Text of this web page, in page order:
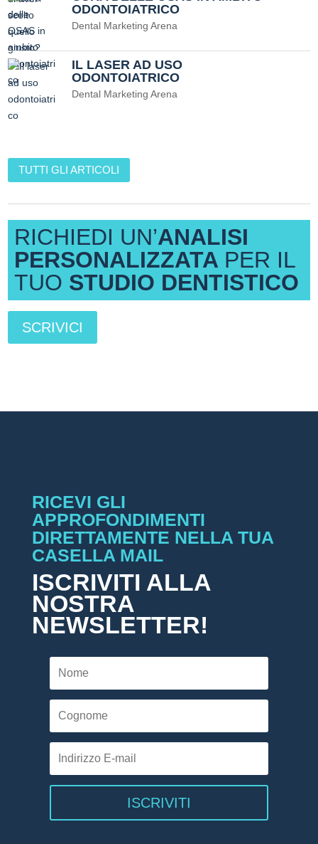
ODONTOIATRICO
Dental Marketing Arena
IL LASER AD USO
ODONTOIATRICO
Dental Marketing Arena
TUTTI GLI ARTICOLI
RICHIEDI UN’ANALISI
PERSONALIZZATA PER IL
TUO STUDIO DENTISTICO
SCRIVICI
RICEVI GLI
APPROFONDIMENTI
DIRETTAMENTE NELLA TUA
CASELLA MAIL
ISCRIVITI ALLA
NOSTRA
NEWSLETTER!
ISCRIVITI